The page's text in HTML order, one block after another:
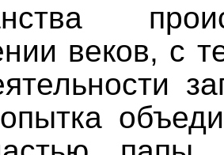
веков, с